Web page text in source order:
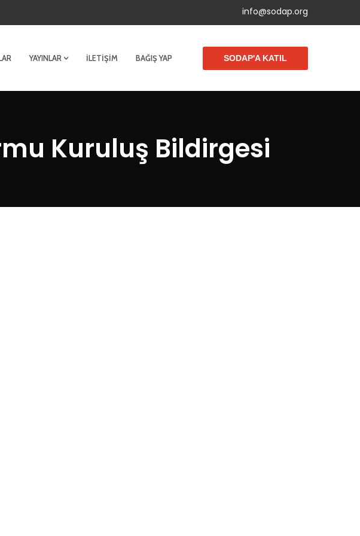
info@sodap.org
YAYINLAR İLETIŞIM BAĞIŞ YAP SODAP'A KATIL
Kuruluş Bildirgesi